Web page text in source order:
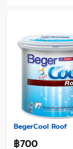
BegerCool Roof
฿700